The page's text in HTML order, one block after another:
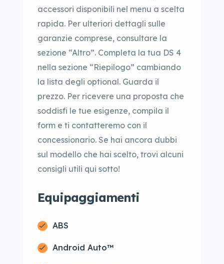
accessori disponibili nel menu a scelta
rapida. Per ulteriori dettagli sulle
garanzie comprese, consultare la
sezione “Altro”. Completa la tua DS 4
nella sezione “Riepilogo” cambiando
la lista degli optional. Guarda il
prezzo. Per ricevere una proposta che
soddisfi le tue esigenze, compila il
form e ti contatteremo con il
concessionario. Se hai ancora dubbi
sul modello che hai scelto, trovi alcuni
consigli utili qui sotto!
Equipaggiamenti
ABS
Android Auto™